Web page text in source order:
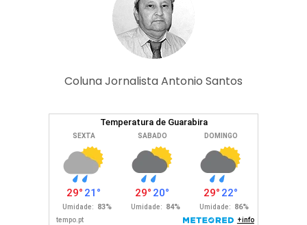
Coluna Jornalista Antonio Santos